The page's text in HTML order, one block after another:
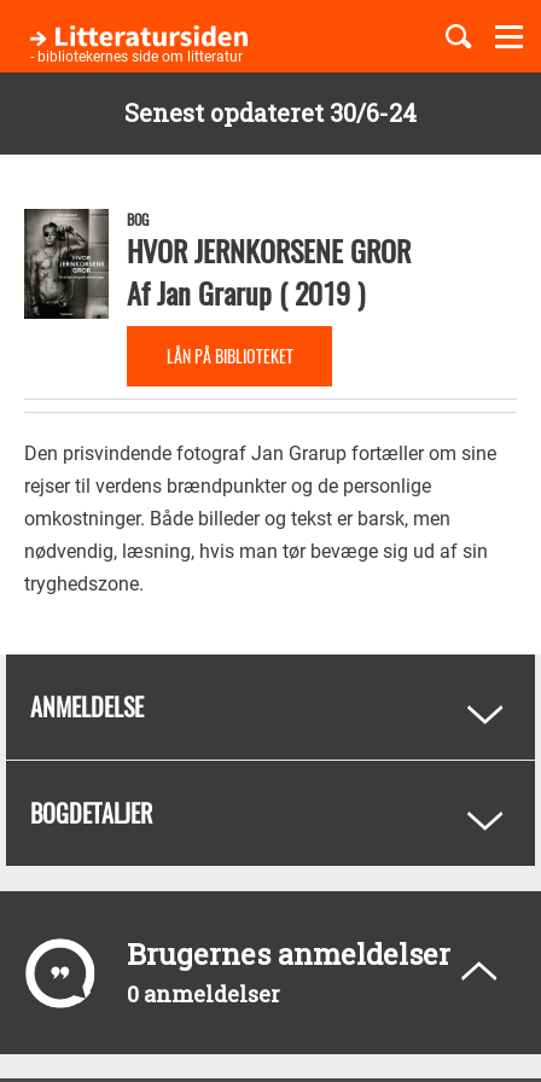
Senest opdateret 30/6-24
hovedindhold
- bibliotekernes side om litteratur
Børnebøger
Temaer
BOG
HVOR JERNKORSENE GROR
AfJan Grarup(2019)
LÅN PÅ BIBLIOTEKET
Den prisvindende fotograf Jan Grarup fortæller om sine
rejser til verdens brændpunkter og de personlige
omkostninger. Både billeder og tekst er barsk, men
nødvendig, læsning, hvis man tør bevæge sig ud af sin
tryghedszone.
ANMELDELSE
BOGDETALJER
Brugernes anmeldelser
0 anmeldelser